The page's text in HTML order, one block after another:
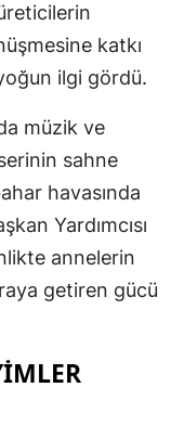
katkı
ilgi gördü.
müzik ve
sahne
havasında
Yardımcısı
annelerin
getiren gücü